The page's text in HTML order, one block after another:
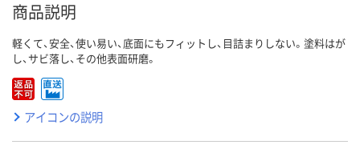
商品説明
軽くて、安全、使い易い、底面にもフィットし、目詰まりしない。塗料はが
し、サビ落し、その他表面研磨。
アイコンの説明